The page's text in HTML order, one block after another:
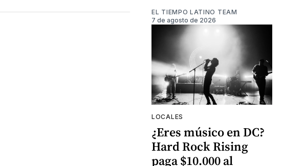
EL TIEMPO LATINO TEAM
7 de agosto de 2026
LOCALES
¿Eres músico en DC?
Hard Rock Rising
paga $10.000 al